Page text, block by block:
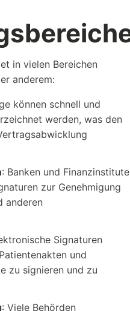
in vielen Bereichen
anderem:
können schnell und
werden, was den
: Banken und Finanzinstitute
zur Genehmigung
anderen
Signaturen
und
zu signieren und zu
: Viele Behörden